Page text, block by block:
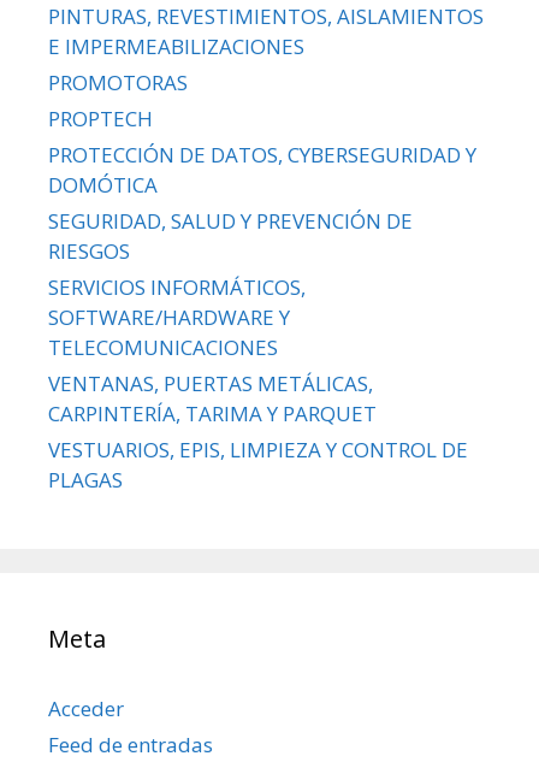
PINTURAS, REVESTIMIENTOS, AISLAMIENTOS
E IMPERMEABILIZACIONES
PROMOTORAS
PROPTECH
PROTECCIÓN DE DATOS, CYBERSEGURIDAD Y
DOMÓTICA
SEGURIDAD, SALUD Y PREVENCIÓN DE
RIESGOS
SERVICIOS INFORMÁTICOS,
SOFTWARE/HARDWARE Y
TELECOMUNICACIONES
VENTANAS, PUERTAS METÁLICAS,
CARPINTERÍA, TARIMA Y PARQUET
VESTUARIOS, EPIS, LIMPIEZA Y CONTROL DE
PLAGAS
Meta
Acceder
Feed de entradas